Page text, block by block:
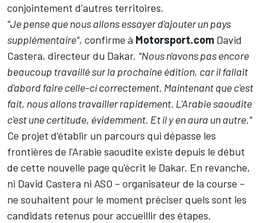
conjointement d'autres territoires.
"Je pense que nous allons essayer d'ajouter un pays
supplémentaire", confirme à Motorsport.com David
Castera, directeur du Dakar. "Nous n'avons pas encore
beaucoup travaillé sur la prochaine édition, car il fallait
d'abord faire celle-ci correctement. Maintenant que c'est
fait, nous allons travailler rapidement. L'Arabie saoudite
c'est une certitude, évidemment. Et il y en aura un autre."
Ce projet d'établir un parcours qui dépasse les
frontières de l'Arabie saoudite existe depuis le début
de cette nouvelle page qu'écrit le Dakar. En revanche,
ni David Castera ni ASO – organisateur de la course –
ne souhaitent pour le moment préciser quels sont les
candidats retenus pour accueillir des étapes.